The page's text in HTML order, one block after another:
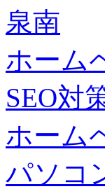
泉南
ホーム
SEO対
ホーム
パソコ